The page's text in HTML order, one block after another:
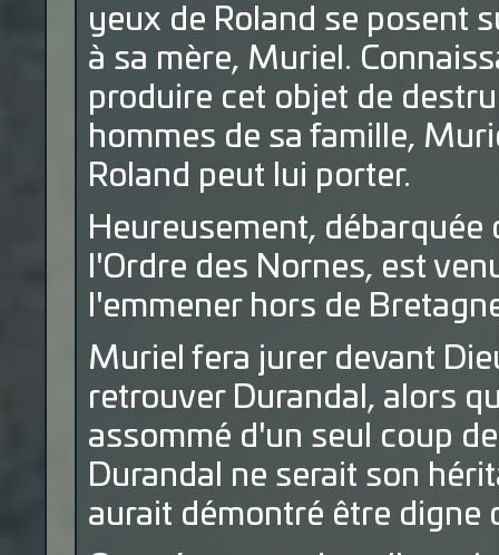
yeux de Roland se posent
à sa mère, Muriel.
produire cet objet de
hommes de sa famille,
Roland peut lui porter.
Heureusement, débarquée
l'Ordre des Nornes, est
l'emmener hors de
Muriel fera jurer devant
retrouver Durandal, alors
assommé d'un seul coup
Durandal ne serait son
aurait démontré être digne